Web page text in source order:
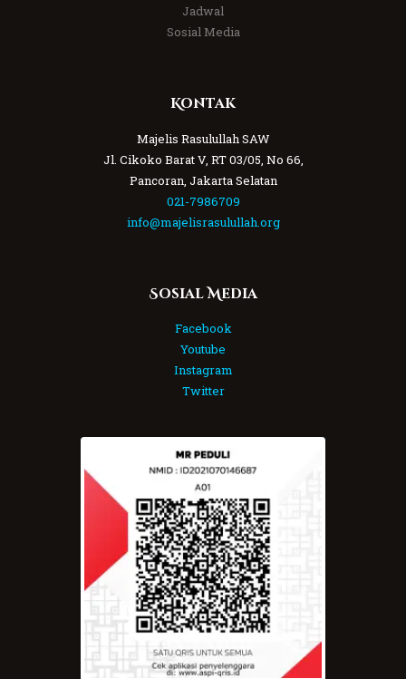
Jadwal
Sosial Media
Kontak
Majelis Rasulullah SAW
Jl. Cikoko Barat V, RT 03/05, No 66,
Pancoran, Jakarta Selatan
021-7986709
info@majelisrasulullah.org
Sosial Media
Facebook
Youtube
Instagram
Twitter